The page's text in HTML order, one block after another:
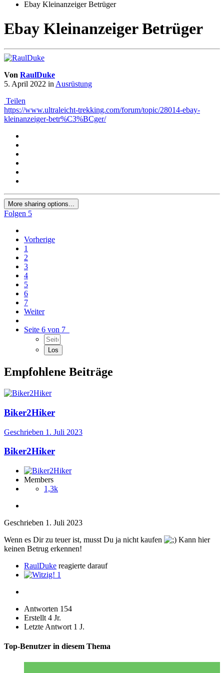
Ebay Kleinanzeiger Betrüger
Ebay Kleinanzeiger Betrüger
Von RaulDuke
5. April 2022 inAusrüstung
Teilen
https://www.ultraleicht-trekking.com/forum/topic/28014-ebay-
kleinanzeiger-betr%C3%BCger/
More sharing options...
Folgen 5
Vorherige
1
2
3
4
5
6
7
Weiter
Seite 6 von 7
Empfohlene Beiträge
Biker2Hiker
Geschrieben 1. Juli 2023
Biker2Hiker
Members
1,3k
Geschrieben 1. Juli 2023
Wenn es Dir zu teuer ist, musst Du ja nicht kaufen
Kann hier
keinen Betrug erkennen!
RaulDuke reagierte darauf
1
Antworten 154
Erstellt 4 Jr.
Letzte Antwort 1 J.
Top-Benutzer in diesem Thema